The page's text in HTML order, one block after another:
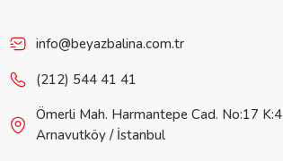
Ürün açıklamasında eksik bilgiler bulunuyor.
Bu ürüne benzer farklı alternatifler olmalı.
info@beyazbalina.com.tr
(212) 544 41 41
Ömerli Mah. Harmantepe Cad. No:17 K:4
Arnavutköy / İstanbul